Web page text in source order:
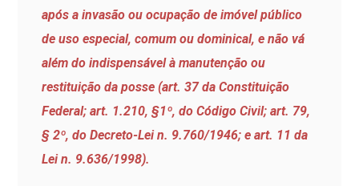
após a invasão ou ocupação de imóvel público
de uso especial, comum ou dominical, e não vá
além do indispensável à manutenção ou
restituição da posse (art. 37 da Constituição
Federal; art. 1.210, §1º, do Código Civil; art. 79,
§ 2º, do Decreto-Lei n. 9.760/1946; e art. 11 da
Lei n. 9.636/1998).